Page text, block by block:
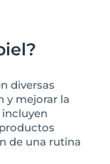
diversas
y mejorar la
de una rutina